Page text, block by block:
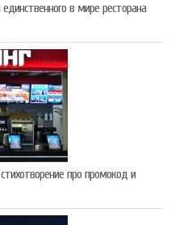
в мире ресторана
про промокод и